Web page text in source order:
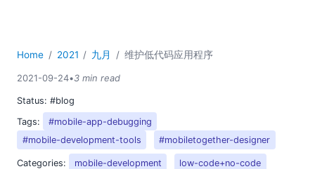
Home 2021 九月 维护低代码应用程序
2021-09-24•3 min read
Status: #blog
Tags:
#mobile-app-debugging
#mobile-development-tools
#mobiletogether-designer
Categories: mobile-development low-code+no-code